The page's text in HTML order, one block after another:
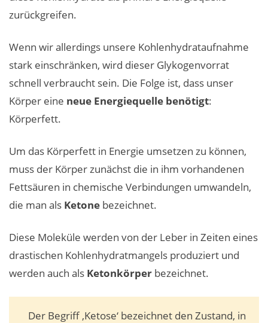
zurückgreifen.
Wenn wir allerdings unsere Kohlenhydrataufnahme
stark einschränken, wird dieser Glykogenvorrat
schnell verbraucht sein. Die Folge ist, dass unser
Körper eine neue Energiequelle benötigt:
Körperfett.
Um das Körperfett in Energie umsetzen zu können,
muss der Körper zunächst die in ihm vorhandenen
Fettsäuren in chemische Verbindungen umwandeln,
die man als Ketone bezeichnet.
Diese Moleküle werden von der Leber in Zeiten eines
drastischen Kohlenhydratmangels produziert und
werden auch als Ketonkörper bezeichnet.
Der Begriff ‚Ketose‘ bezeichnet den Zustand, in